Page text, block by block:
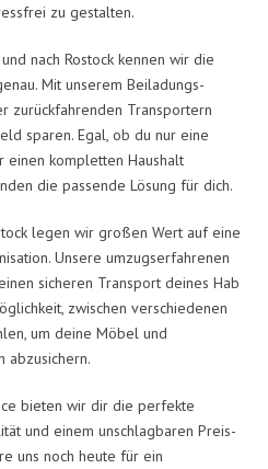
zu gestalten.
nach Rostock kennen wir die
Mit unserem Beiladungs-
zurückfahrenden Transportern
sparen. Egal, ob du nur eine
kompletten Haushalt
die passende Lösung für dich.
legen wir großen Wert auf eine
Unsere umzugserfahrenen
sicheren Transport deines Hab
zwischen verschiedenen
um deine Möbel und
abzusichern.
bieten wir dir die perfekte
und einem unschlagbaren Preis-
uns noch heute für ein